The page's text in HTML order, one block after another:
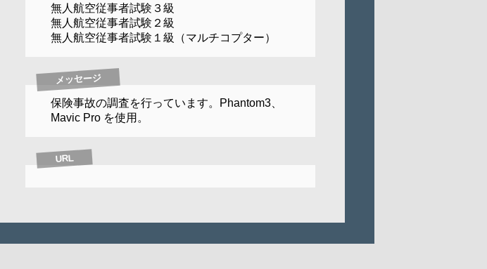
無人航空従事者試験３級
無人航空従事者試験２級
無人航空従事者試験１級（マルチコプター）
メッセージ
保険事故の調査を行っています。Phantom3、
Mavic Pro を使用。
URL